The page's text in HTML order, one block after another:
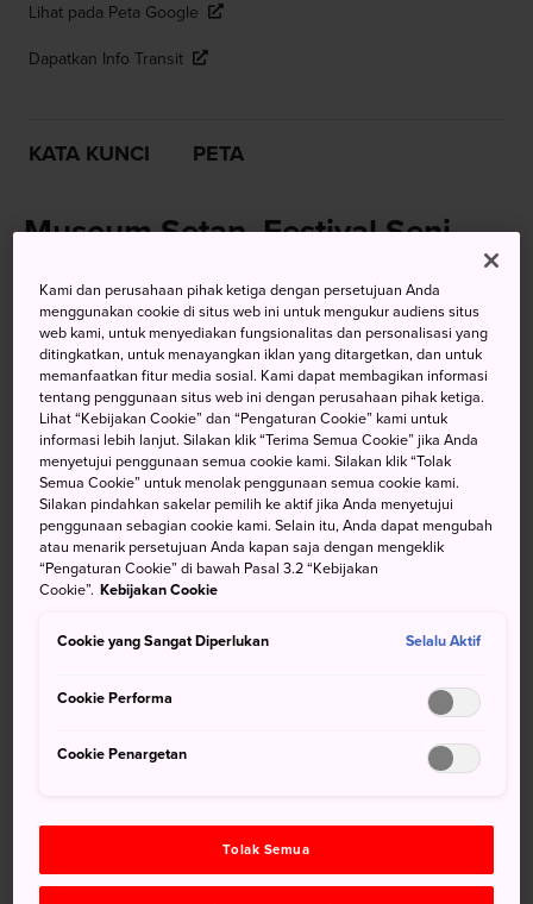
Lihat pada Peta Google
Dapatkan Info Transit
KATA KUNCI PETA
Museum Setan, Festival Seni
Pertunjukan Besar, dan Masih
Banyak Lagi
Kitakami berada di Iwate tengah, berbatasan dengan
wilayah kekuasaan lama Nambu di utara dan Date di
selatan. Kitakami mempunyai warisan budaya yang unik.
Dengan bauran budayanya yang unik serta keindahan
alamnya, Kitakami wajib dikunjungi.
Jangan Lewatkan
Onikenbai, tarian tradisional dari area Kitakami
Museum Setan
Menuju Lokasi
Kami dan perusahaan pihak ketiga dengan persetujuan Anda
menggunakan cookie di situs web ini untuk mengukur audiens situs
web kami, untuk menyediakan fungsionalitas dan personalisasi yang
ditingkatkan, untuk menayangkan iklan yang ditargetkan, dan untuk
memanfaatkan fitur media sosial. Kami dapat membagikan informasi
tentang penggunaan situs web ini dengan perusahaan pihak ketiga.
Lihat “Kebijakan Cookie” dan “Pengaturan Cookie” kami untuk
informasi lebih lanjut. Silakan klik “Terima Semua Cookie” jika Anda
menyetujui penggunaan semua cookie kami. Silakan klik “Tolak
Semua Cookie” untuk menolak penggunaan semua cookie kami.
Silakan pindahkan sakelar pemilih ke aktif jika Anda menyetujui
penggunaan sebagian cookie kami. Selain itu, Anda dapat mengubah
atau menarik persetujuan Anda kapan saja dengan mengeklik
“Pengaturan Cookie” di bawah Pasal 3.2 “Kebijakan
Cookie”. Kebijakan Cookie
Cookie yang Sangat Diperlukan Selalu Aktif
Cookie Performa
Cookie Penargetan
Tolak Semua